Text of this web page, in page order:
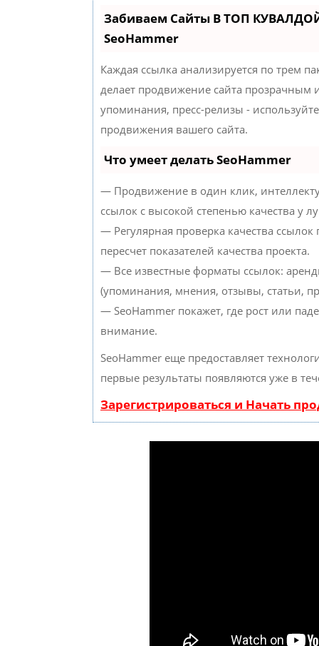
Забиваем Сайты В ТОП
SeoHammer
Каждая ссылка анализируется по трем
делает продвижение сайта прозрачным
упоминания, пресс-релизы -
продвижения вашего сайта.
Что умеет делать SeoHammer
— Продвижение в один клик,
ссылок с высокой степенью качества у
— Регулярная проверка качества
пересчет показателей качества проекта.
— Все известные форматы ссылок:
(упоминания, мнения, отзывы, статьи,
— SeoHammer покажет, где рост или
внимание.
SeoHammer еще предоставляет
первые результаты появляются уже в
Зарегистрироваться и Начать